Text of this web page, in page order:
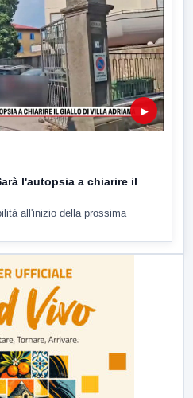
▶
l'autopsia a chiarire il
all'inizio della prossima